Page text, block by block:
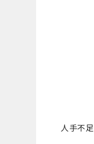
人手不